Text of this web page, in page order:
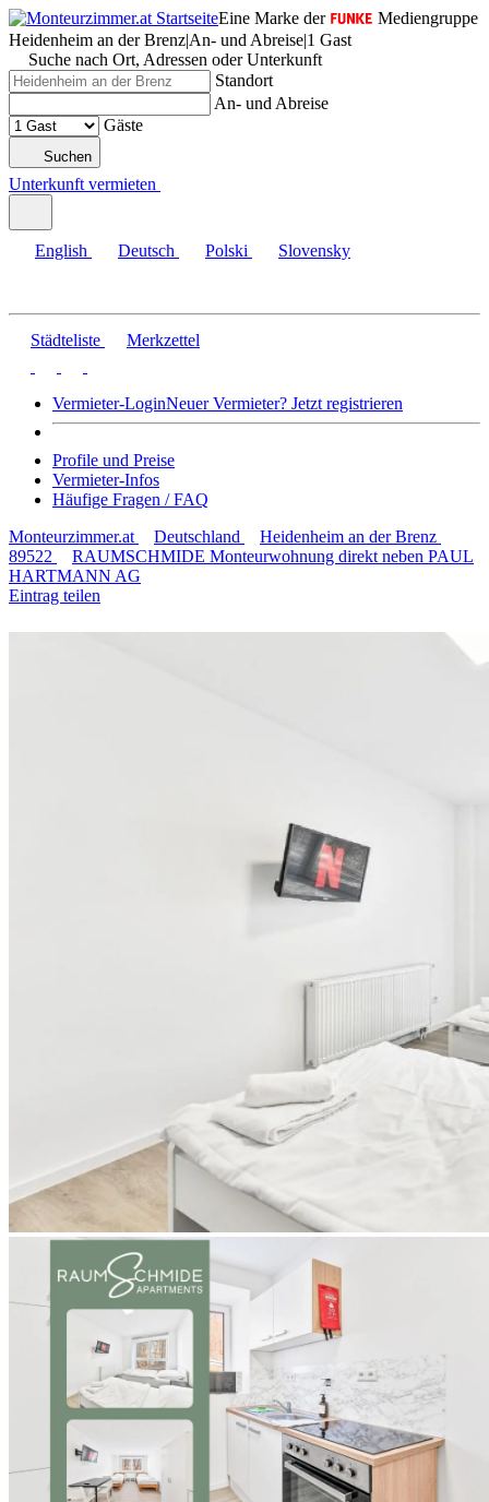
Eine Marke der
Mediengruppe
Heidenheim an der Brenz|An- und Abreise|1 Gast
Suche nach Ort, Adressen oder Unterkunft
Standort
An- und Abreise
Gäste
Suchen
Unterkunft vermieten
English Deutsch Polski Slovensky
Städteliste Merkzettel
Vermieter-LoginNeuer Vermieter? Jetzt registrieren
Profile und Preise
Vermieter-Infos
Häufige Fragen / FAQ
Monteurzimmer.at
Deutschland
Heidenheim an der Brenz
89522
RAUMSCHMIDE Monteurwohnung direkt neben PAUL
HARTMANN AG
Eintrag teilen